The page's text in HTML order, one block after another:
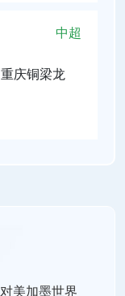
中超
重庆铜梁龙